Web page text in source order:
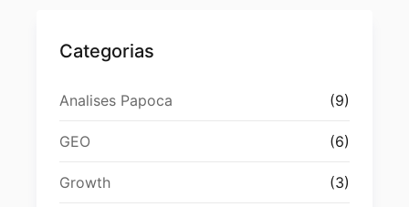
Categorias
Analises Papoca (9)
GEO (6)
Growth (3)